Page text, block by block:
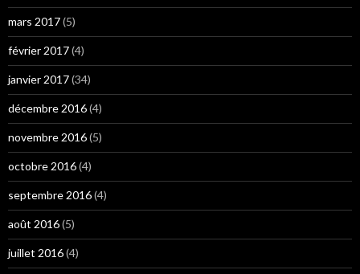
mars 2017(5)
février 2017(4)
janvier 2017(34)
décembre 2016(4)
novembre 2016(5)
octobre 2016(4)
septembre 2016(4)
août 2016(5)
juillet 2016(4)